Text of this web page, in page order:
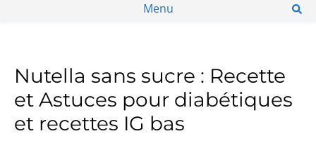
Menu
Nutella sans sucre : Recette
et Astuces pour diabétiques
et recettes IG bas